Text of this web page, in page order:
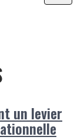
Open
un levier